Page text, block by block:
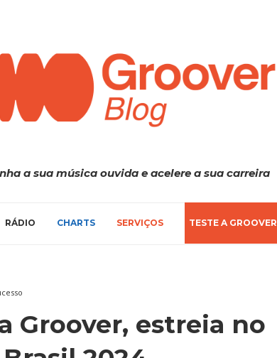
a sua música ouvida e acelere a sua carreira
RÁDIO CHARTS SERVIÇOS TESTE A GROOVER
Groover, estreia no